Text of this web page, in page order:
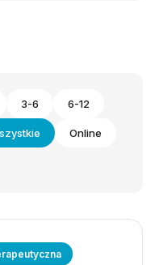
3-6 6-12
Online